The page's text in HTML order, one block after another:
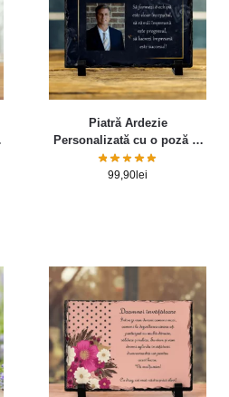
Piatră Ardezie
Personalizată cu o poză și
mesaj pentru șef
99,90lei